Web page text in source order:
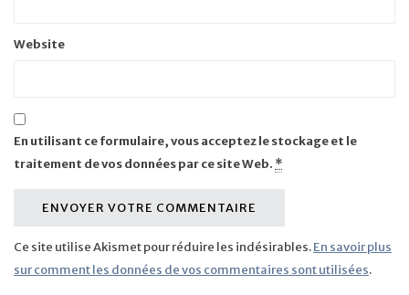
Website
En utilisant ce formulaire, vous acceptez le stockage et le
traitement de vos données par ce site Web. *
Ce site utilise Akismet pour réduire les indésirables.En savoir plus
sur comment les données de vos commentaires sont utilisées.